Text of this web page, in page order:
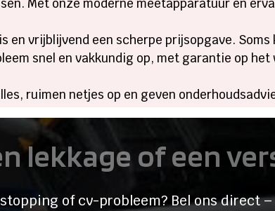
Met onze moderne meetapparatuur en
en vrijblijvend een scherpe prijsopgave. Soms
snel en vakkundig op, met garantie op
ruimen netjes op en geven
lekkage of een
of cv-probleem? Bel ons direct